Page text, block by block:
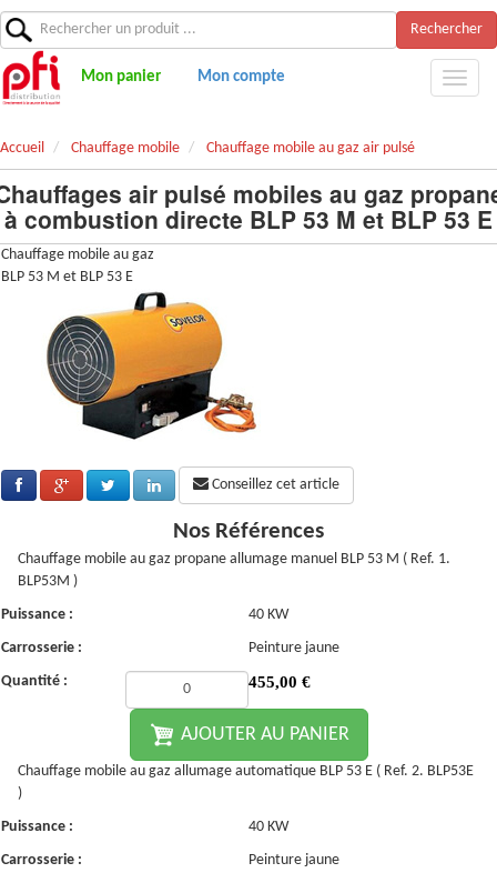
Rechercher
Mon panier Mon compte
Accueil Chauffage mobile Chauffage mobile au gaz air pulsé
air pulsé mobiles au gaz
à combustion directe BLP 53 M et BLP 53 E
Chauffage mobile au gaz
BLP 53 M et BLP 53 E
Conseillez cet article
Nos Références
Chauffage mobile au gaz propane allumage manuel BLP 53 M ( Ref. 1.
BLP53M )
Puissance :
40 KW
Carrosserie :
Peinture jaune
Quantité :
455,00 €
AJOUTER AU PANIER
Chauffage mobile au gaz allumage automatique BLP 53 E ( Ref. 2. BLP53E
)
Puissance :
40 KW
Carrosserie :
Peinture jaune